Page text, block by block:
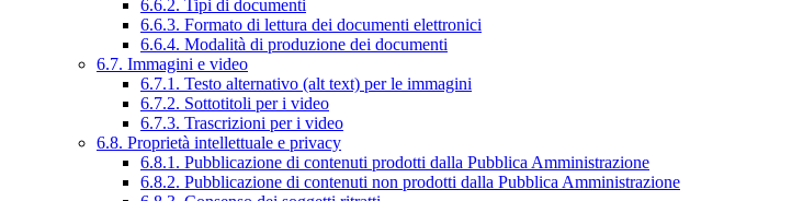
6.6.2. Tipi di documenti
6.6.3. Formato di lettura dei documenti elettronici
6.6.4. Modalità di produzione dei documenti
6.7. Immagini e video
6.7.1. Testo alternativo (alt text) per le immagini
6.7.2. Sottotitoli per i video
6.7.3. Trascrizioni per i video
6.8. Proprietà intellettuale e privacy
6.8.1. Pubblicazione di contenuti prodotti dalla Pubblica Amministrazione
6.8.2. Pubblicazione di contenuti non prodotti dalla Pubblica Amministrazione